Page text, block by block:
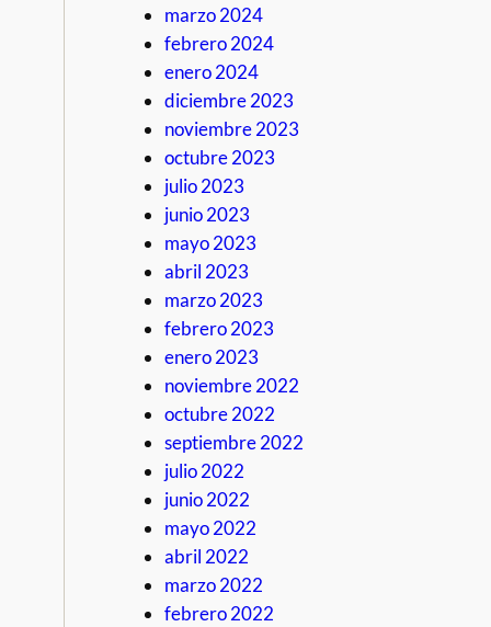
marzo 2024
febrero 2024
enero 2024
diciembre 2023
noviembre 2023
octubre 2023
julio 2023
junio 2023
mayo 2023
abril 2023
marzo 2023
febrero 2023
enero 2023
noviembre 2022
octubre 2022
septiembre 2022
julio 2022
junio 2022
mayo 2022
abril 2022
marzo 2022
febrero 2022